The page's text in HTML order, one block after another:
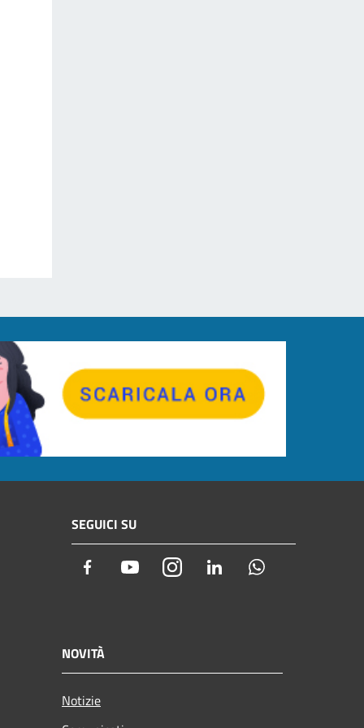
SEGUICI SU
Facebook YoutubeInstagramLinkedIn
NOVITÀ
Notizie